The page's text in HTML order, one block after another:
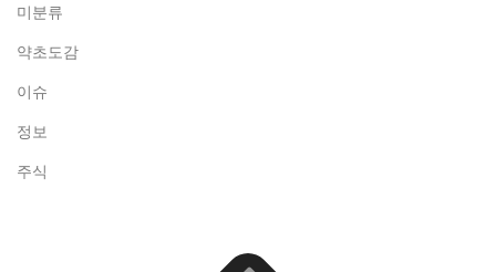
미분류
약초도감
이슈
정보
주식